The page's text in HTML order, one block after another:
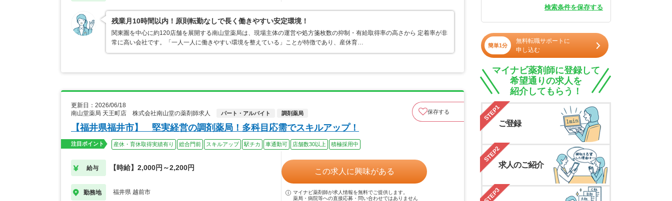
残業月10時間以内！原則転勤なしで長く働きやすい安定環境！
関東圏を中心に約120店舗を展開する南山堂薬局は、現場主体の運営や処方箋枚数の抑制・有給取得率の高さから 定着率が非
常に高い会社です。「一人一人に働きやすい環境を整えている」ことが特徴であり、産休育…
更新日：2026/06/18
南山堂薬局 天王町店 株式会社南山堂の薬剤師求人
パート・アルバイト 調剤薬局 保存する
【福井県福井市】 堅実経営の調剤薬局！多科目応需でスキルアップ！
注目ポイント 産休・育休取得実績有り 総合門前 スキルアップ 駅チカ 車通勤可 店舗数30以上 積極採用中
給与 【時給】2,000円～2,200円
勤務地 福井県 越前市
この求人に興味がある
マイナビ薬剤師が求人情報を無料でご提供します。
薬局・病院等への直接応募・問い合わせではありません
検索条件を保存する
簡単1分
無料転職サポートに
申し込む
マイナビ薬剤師に登録して
希望通りの求人を
紹介してもらう！
STEP1
ご登録
STEP2
求人のご紹介
STEP3